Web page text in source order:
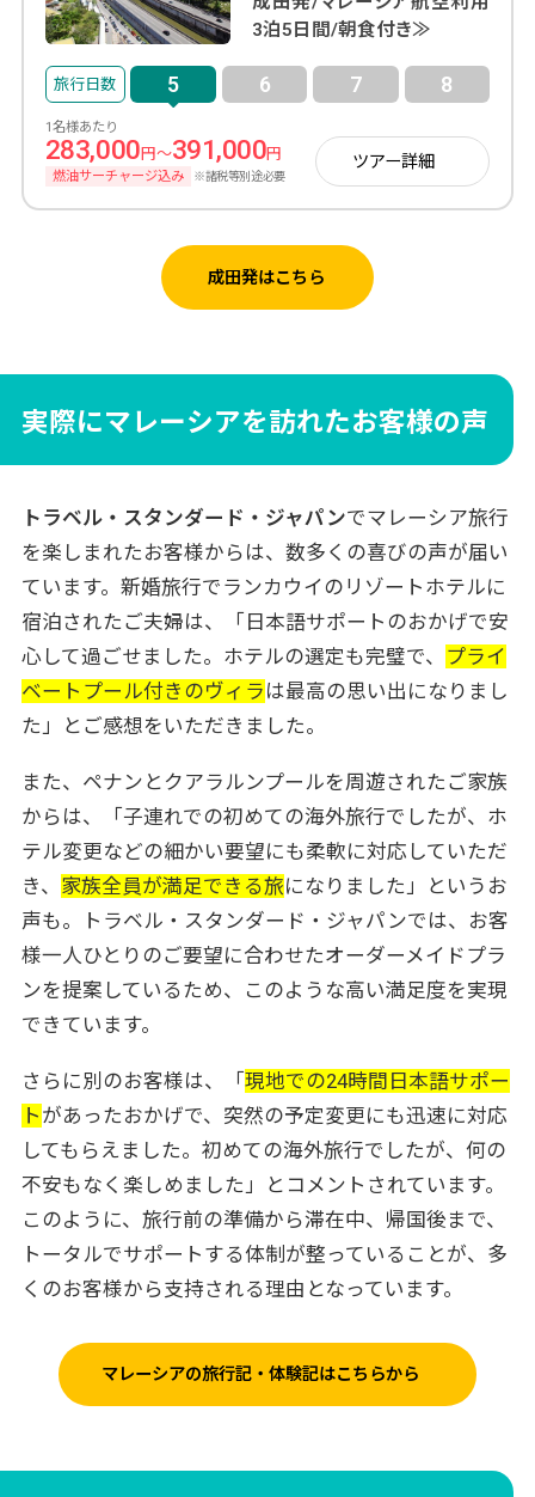
3泊5日間/朝食付き≫
5 6 7 8
1名様あたり
283,000円～391,000円
燃油サーチャージ込み ※諸税等別途必要
ツアー詳細
成田発はこちら
実際にマレーシアを訪れたお客様の声
トラベル・スタンダード・ジャパンでマレーシア旅行
を楽しまれたお客様からは、数多くの喜びの声が届い
ています。新婚旅行でランカウイのリゾートホテルに
宿泊されたご夫婦は、「日本語サポートのおかげで安
心して過ごせました。ホテルの選定も完璧で、
プライ
ベートプール付きのヴィラ は最高の思い出になりまし
た」とご感想をいただきました。
また、ペナンとクアラルンプールを周遊されたご家族
からは、「子連れでの初めての海外旅行でしたが、ホ
テル変更などの細かい要望にも柔軟に対応していただ
き、 家族全員が満足できる旅になりました」というお
声も。トラベル・スタンダード・ジャパンでは、お客
様一人ひとりのご要望に合わせたオーダーメイドプラ
ンを提案しているため、このような高い満足度を実現
できています。
さらに別のお客様は、「現地での24時間日本語サポー
ト があったおかげで、突然の予定変更にも迅速に対応
してもらえました。初めての海外旅行でしたが、何の
不安もなく楽しめました」とコメントされています。
このように、旅行前の準備から滞在中、帰国後まで、
トータルでサポートする体制が整っていることが、多
くのお客様から支持される理由となっています。
マレーシアの旅行記・体験記はこちらから